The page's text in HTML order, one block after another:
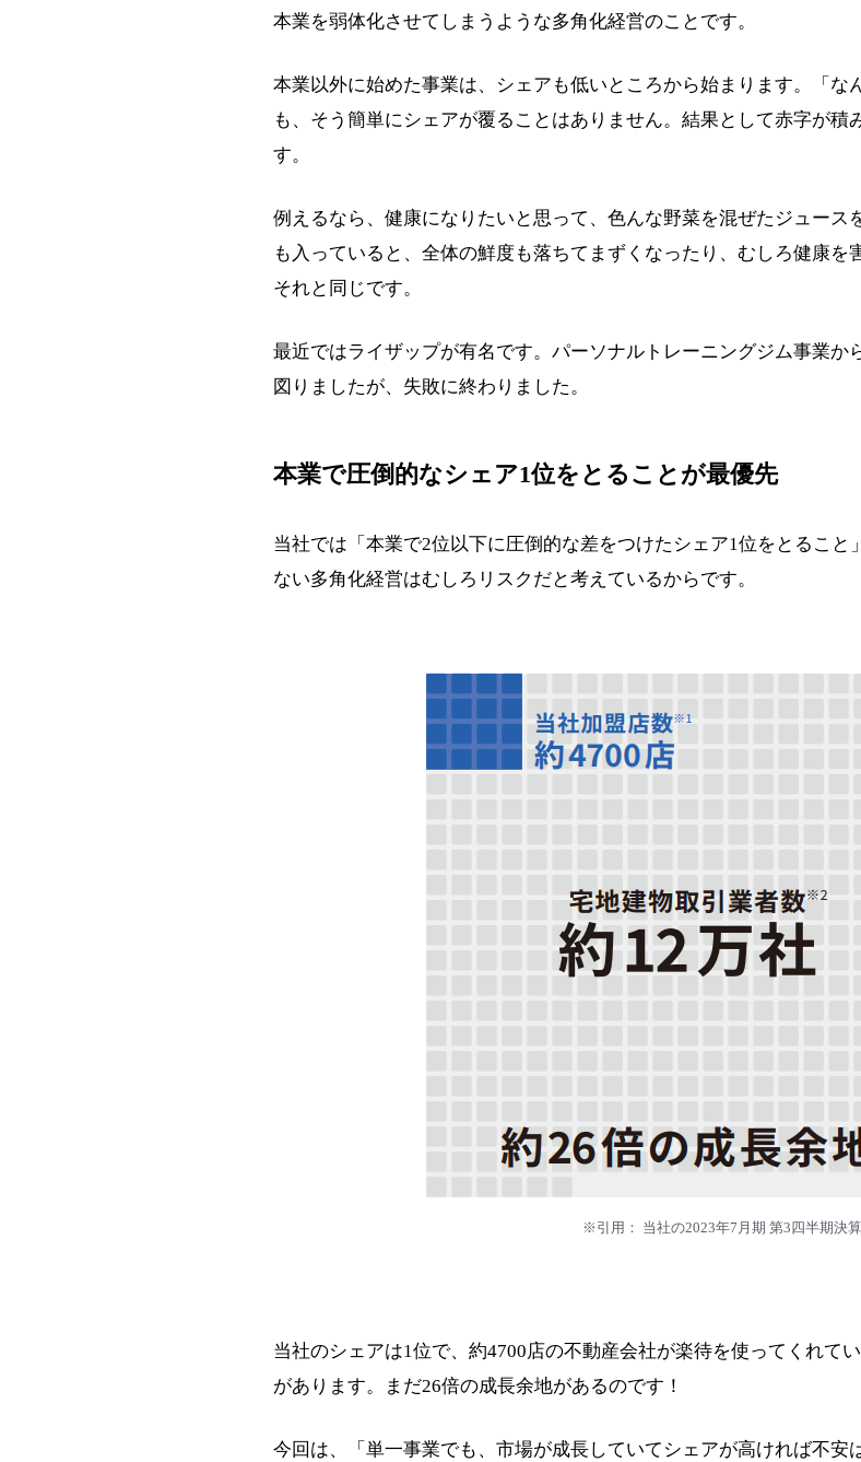
本業を弱体化させてしまうような多角化経営のことです。
本業以外に始めた事業は、シェアも低いところから始まります。「な
も、そう簡単にシェアが覆ることはありません。結果として赤字が
す。
例えるなら、健康になりたいと思って、色んな野菜を混ぜたジュー
も入っていると、全体の鮮度も落ちてまずくなったり、むしろ健康
それと同じです。
最近ではライザップが有名です。パーソナルトレーニングジム事業か
図りましたが、失敗に終わりました。
本業で圧倒的なシェア1位をとることが最優先
当社では「本業で2位以下に圧倒的な差をつけたシェア1位をとるこ
ない多角化経営はむしろリスクだと考えているからです。
※引用： 当社の2023年7月期 第3四半期決
当社のシェアは1位で、約4700店の不動産会社が楽待を使ってくれて
があります。まだ26倍の成長余地があるのです！
今回は、「単一事業でも、市場が成長していてシェアが高ければ不